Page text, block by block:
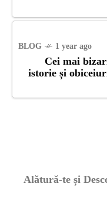
BLOG 1 year ago
Cei mai
istorie și
Alătură-te și